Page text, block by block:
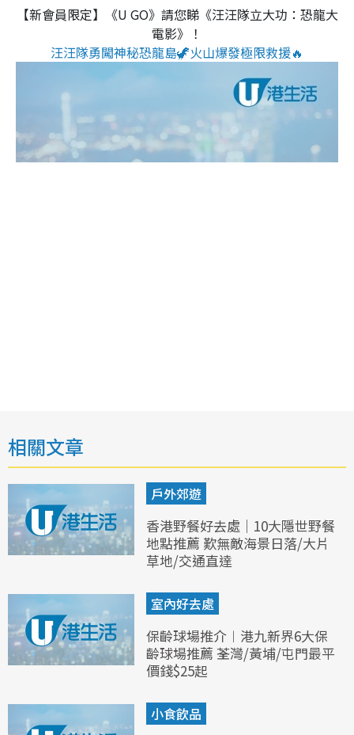
【新會員限定】《U GO》請您睇《汪汪隊立大功：恐龍大
電影》！
汪汪隊勇闖神秘恐龍島🦖火山爆發極限救援🔥
相關文章
戶外郊遊
香港野餐好去處｜10大隱世野餐
地點推薦 歎無敵海景日落/大片
草地/交通直達
室內好去處
保齡球場推介︱港九新界6大保
齡球場推薦 荃灣/黃埔/屯門最平
價錢$25起
小食飲品